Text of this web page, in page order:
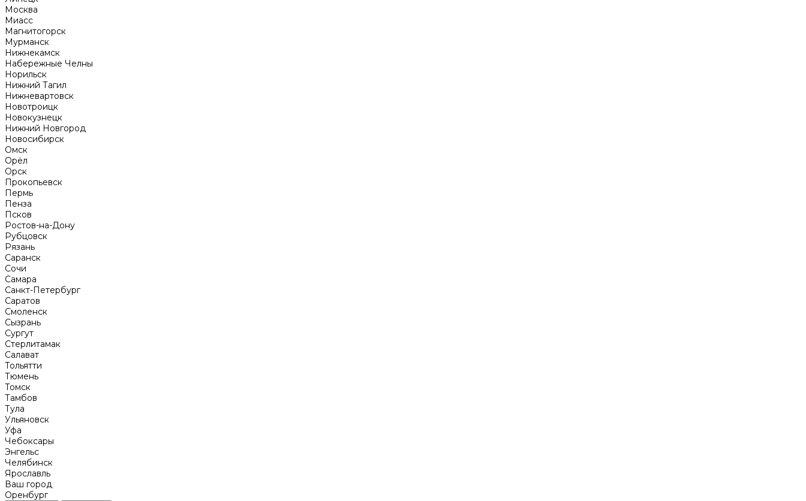
Москва
Миасс
Магнитогорск
Мурманск
Нижнекамск
Набережные Челны
Норильск
Нижний Тагил
Нижневартовск
Новотроицк
Новокузнецк
Нижний Новгород
Новосибирск
Омск
Орёл
Орск
Прокопьевск
Пермь
Пенза
Псков
Ростов-на-Дону
Рубцовск
Рязань
Саранск
Сочи
Самара
Санкт-Петербург
Саратов
Смоленск
Сызрань
Сургут
Стерлитамак
Салават
Тольятти
Тюмень
Томск
Тамбов
Тула
Ульяновск
Уфа
Чебоксары
Энгельс
Челябинск
Ярославль
Ваш город
Оренбург